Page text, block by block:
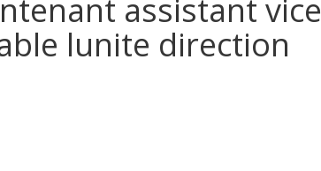
assistant vice
lunite direction